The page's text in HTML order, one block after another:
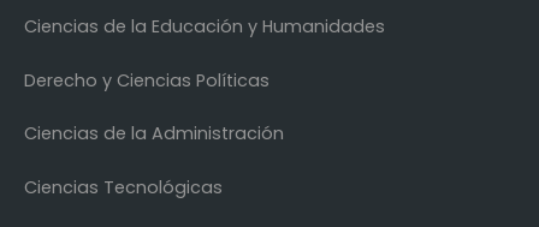
Ciencias de la Educación y Humanidades
Derecho y Ciencias Políticas
Ciencias de la Administración
Ciencias Tecnológicas